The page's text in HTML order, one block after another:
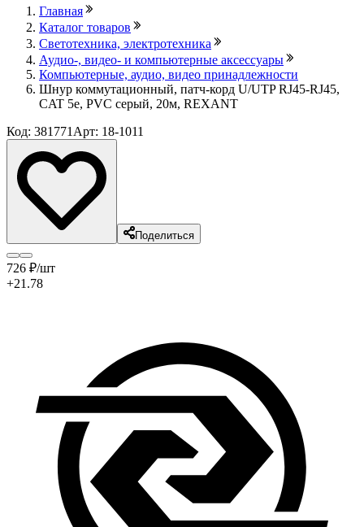
Главная
Каталог товаров
Светотехника, электротехника
Аудио-, видео- и компьютерные аксессуары
Компьютерные, аудио, видео принадлежности
Шнур коммутационный, патч-корд U/UTP RJ45-RJ45,
CAT 5e, PVC серый, 20м, REXANT
Код: 381771 Арт: 18-1011
Поделиться
726 ₽/шт
+21.78